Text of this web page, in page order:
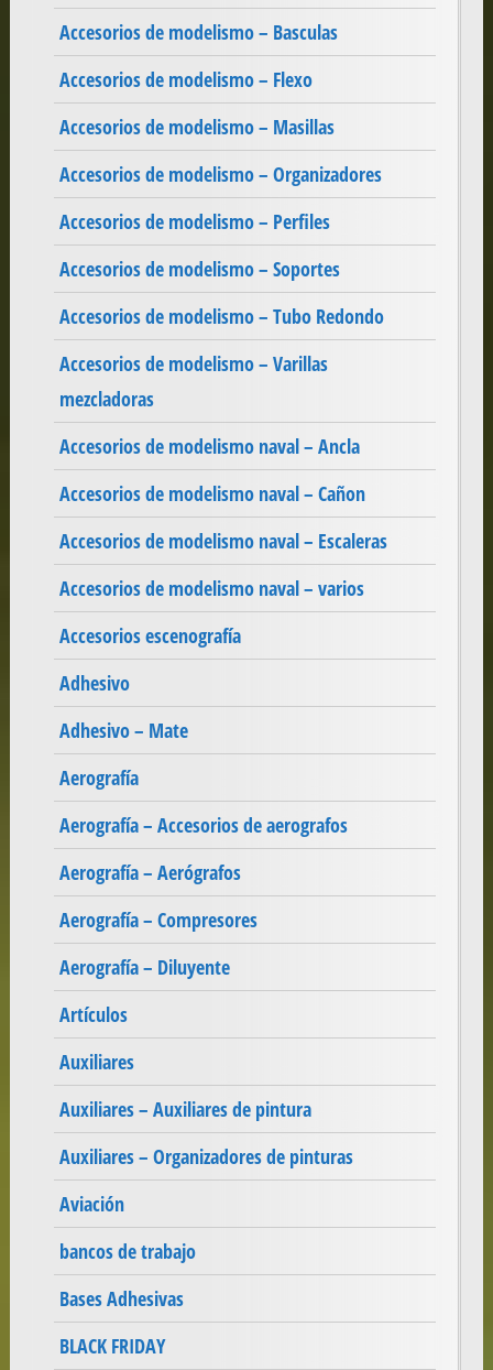
Accesorios de modelismo – Basculas
Accesorios de modelismo – Flexo
Accesorios de modelismo – Masillas
Accesorios de modelismo – Organizadores
Accesorios de modelismo – Perfiles
Accesorios de modelismo – Soportes
Accesorios de modelismo – Tubo Redondo
Accesorios de modelismo – Varillas
mezcladoras
Accesorios de modelismo naval – Ancla
Accesorios de modelismo naval – Cañon
Accesorios de modelismo naval – Escaleras
Accesorios de modelismo naval – varios
Accesorios escenografía
Adhesivo
Adhesivo – Mate
Aerografía
Aerografía – Accesorios de aerografos
Aerografía – Aerógrafos
Aerografía – Compresores
Aerografía – Diluyente
Artículos
Auxiliares
Auxiliares – Auxiliares de pintura
Auxiliares – Organizadores de pinturas
Aviación
bancos de trabajo
Bases Adhesivas
BLACK FRIDAY